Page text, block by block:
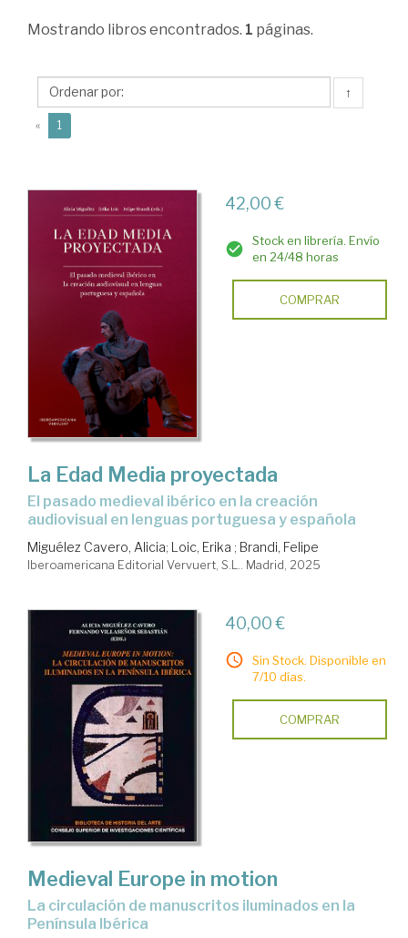
Miguélez
Alicia
Mostrando libros encontrados. 1 páginas.
↑
« 1
42,00 €
Stock en librería. Envío
en 24/48 horas
COMPRAR
La Edad Media proyectada
el pasado medieval ibérico en la creación
audiovisual en lenguas portuguesa y española
Miguélez Cavero, Alicia; Loic, Erika ; Brandi, Felipe
Iberoamericana Editorial Vervuert, S.L.. Madrid, 2025
40,00 €
Sin Stock. Disponible en
7/10 días.
COMPRAR
Medieval Europe in motion
la circulación de manuscritos iluminados en la
Península Ibérica